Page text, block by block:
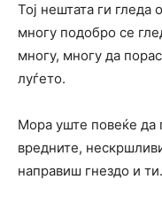
Тој нештата ги гледа
многу подобро се
многу, многу да
луѓето.
Мора уште повеќе да
вредните,
направиш гнездо и ти.